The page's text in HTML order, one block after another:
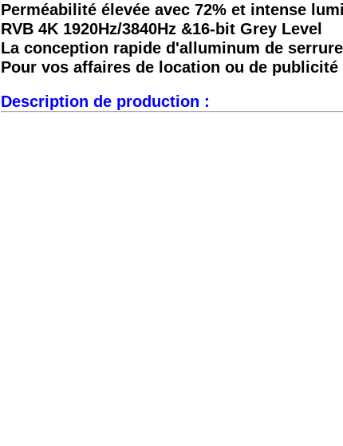
Perméabilité élevée avec 72% et intense
RVB 4K 1920Hz/3840Hz &16-bit Grey Level
La conception rapide d'alluminum de
Pour vos affaires de location ou de publicité
Description de production :